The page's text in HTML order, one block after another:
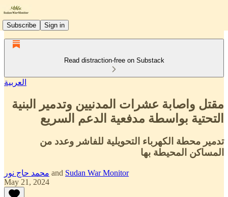
Subscribe Sign in
Read distraction-free on Substack
العربية
مقتل واصابة عشرات المدنيين وتدمير البنية
التحتية بواسطة مدفعية الدعم السريع
تدمير محطة الكهرباء التحويلية للفاشر وعدد من
المساكن المحيطة بها
محمد حاج نور and Sudan War Monitor
May 21, 2024